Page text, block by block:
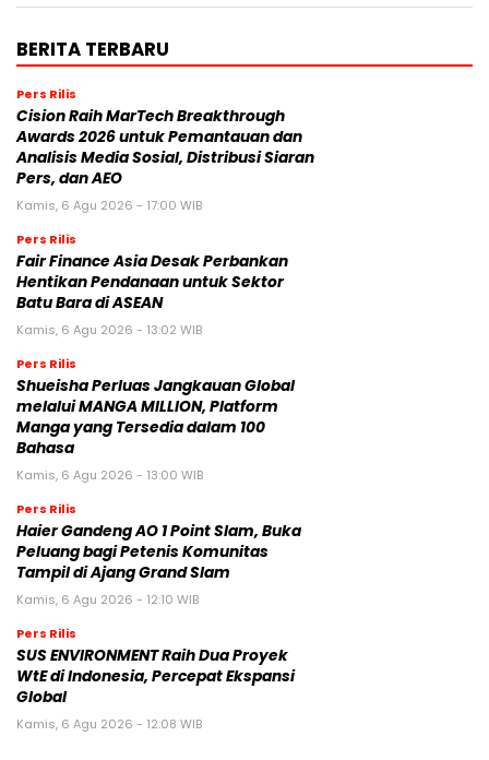
BERITA TERBARU
Pers Rilis
Cision Raih MarTech Breakthrough
Awards 2026 untuk Pemantauan dan
Analisis Media Sosial, Distribusi Siaran
Pers, dan AEO
Kamis, 6 Agu 2026 - 17:00 WIB
Pers Rilis
Fair Finance Asia Desak Perbankan
Hentikan Pendanaan untuk Sektor
Batu Bara di ASEAN
Kamis, 6 Agu 2026 - 13:02 WIB
Pers Rilis
Shueisha Perluas Jangkauan Global
melalui MANGA MILLION, Platform
Manga yang Tersedia dalam 100
Bahasa
Kamis, 6 Agu 2026 - 13:00 WIB
Pers Rilis
Haier Gandeng AO 1 Point Slam, Buka
Peluang bagi Petenis Komunitas
Tampil di Ajang Grand Slam
Kamis, 6 Agu 2026 - 12:10 WIB
Pers Rilis
SUS ENVIRONMENT Raih Dua Proyek
WtE di Indonesia, Percepat Ekspansi
Global
Kamis, 6 Agu 2026 - 12:08 WIB